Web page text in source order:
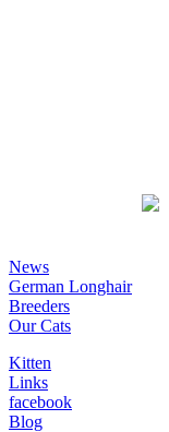
News
German Longhair
Breeders
Our Cats
Kitten
Links
facebook
Blog